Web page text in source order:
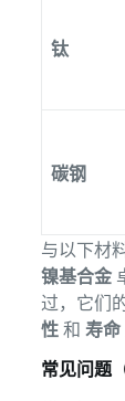
钛
碳钢
与以下材
镍基合金
过，它们
性和 寿命
常见问题